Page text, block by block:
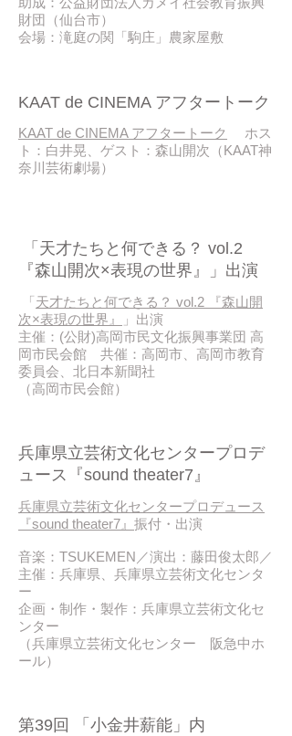
財団（仙台市）
会場：滝庭の関「駒庄」農家屋敷
KAAT de CINEMA アフタートーク
KAAT de CINEMA アフタートーク
ホス
ト：白井晃、ゲスト：森山開次（KAAT神
奈川芸術劇場）
「天才たちと何できる？ vol.2
『森山開次×表現の世界』」出演
「天才たちと何できる？ vol.2 『森山開
次×表現の世界』
」出演
主催：(公財)高岡市民文化振興事業団 高
岡市民会館 共催：高岡市、高岡市教育
委員会、北日本新聞社
（高岡市民会館）
兵庫県立芸術文化センタープロデ
ュース『sound theater7』
兵庫県立芸術文化センタープロデュース
『sound theater7』 振付・出演
音楽：TSUKEMEN／演出：藤田俊太郎／
主催：兵庫県、兵庫県立芸術文化センタ
ー
企画・制作・製作：兵庫県立芸術文化セ
ンター
（兵庫県立芸術文化センター 阪急中ホ
ール）
第39回 「小金井薪能」内